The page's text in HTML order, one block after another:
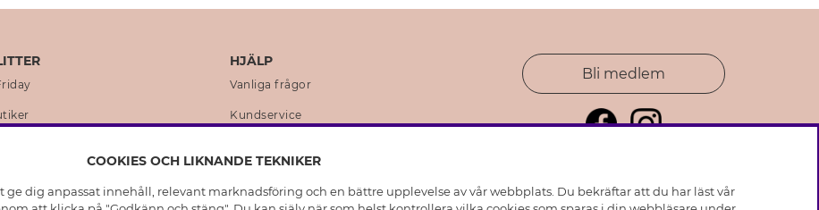
HJÄLP
Vanliga frågor
Kundservice
Skötselråd skinnhandskar
Bli medlem
COOKIES OCH LIKNANDE TEKNIKER
dig anpassat innehåll, relevant marknadsföring och en bättre upplevelse av vår webbplats. Du bekräftar att du har läst vår